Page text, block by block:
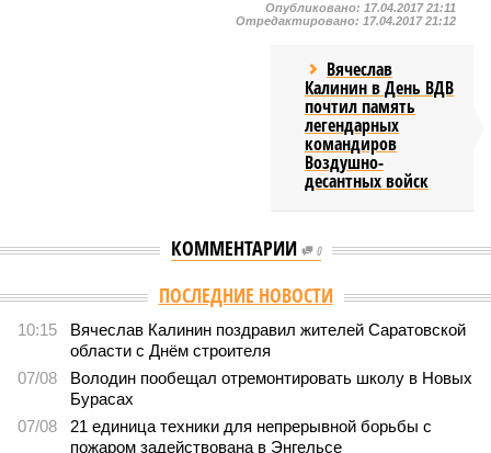
Опубликовано: 17.04.2017 21:11
Отредактировано: 17.04.2017 21:12
Вячеслав
Калинин в День ВДВ
почтил память
легендарных
командиров
Воздушно-
десантных войск
КОММЕНТАРИИ 0
Версия //Власть //Калинин: ограничение доступа к нелегальным
сайтам помогает защищать граждан от цифровых угроз
Калинин: ограничение доступа к нелегальным сайтам
помогает защищать граждан от цифровых угроз
3890
Барьер для мошенников